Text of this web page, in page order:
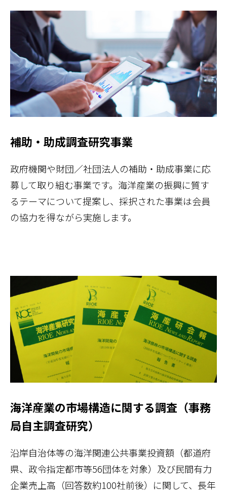
補助・助成調査研究事業
政府機関や財団／社団法人の補助・助成事業に応
募して取り組む事業です。海洋産業の振興に質す
るテーマについて提案し、採択された事業は会員
の協力を得ながら実施します。
海洋産業の市場構造に関する調査（事務
局自主調査研究）
沿岸自治体等の海洋関連公共事業投資額（都道府
県、政令指定都市等56団体を対象）及び民間有力
企業売上高（回答数約100社前後）に関して、長年